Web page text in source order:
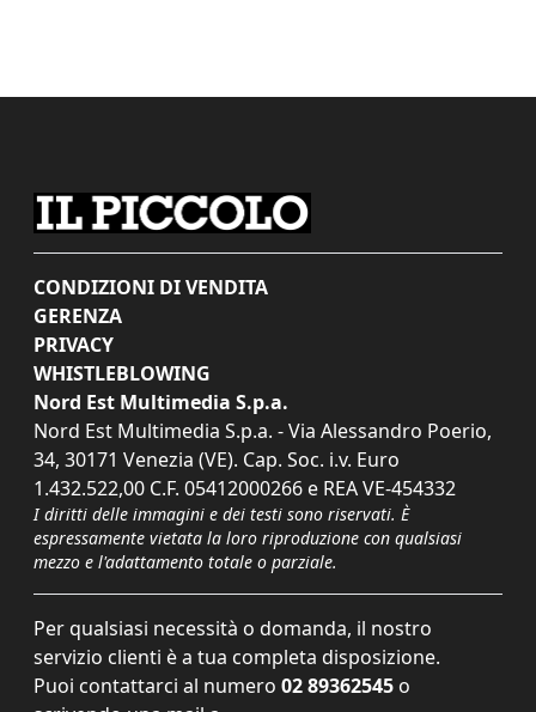
CONDIZIONI DI VENDITA
GERENZA
PRIVACY
WHISTLEBLOWING
Nord Est Multimedia S.p.a.
Nord Est Multimedia S.p.a. - Via Alessandro Poerio,
34, 30171 Venezia (VE). Cap. Soc. i.v. Euro
1.432.522,00 C.F. 05412000266 e REA VE-454332
I diritti delle immagini e dei testi sono riservati. È
espressamente vietata la loro riproduzione con qualsiasi
mezzo e l'adattamento totale o parziale.
Per qualsiasi necessità o domanda, il nostro
servizio clienti è a tua completa disposizione.
Puoi contattarci al numero 02 89362545 o